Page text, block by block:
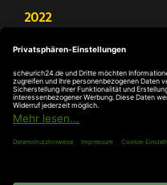
2022
Antriebe
Deutschland Test – Bester
FOCUS Money –
DIE WELT – Service-
DIE WELT –